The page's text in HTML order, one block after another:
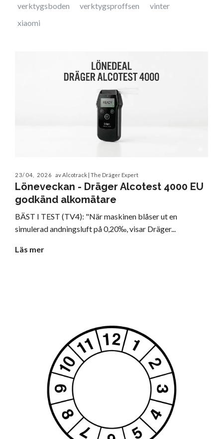
verktygsboden
verktygsproffsen
vinter
xiaomi
23/04, 2026 av Alcotrack | The Dräger Expert
Löneveckan - Dräger Alcotest 4000 EU
godkänd alkomätare
BÄST I TEST (TV4): "När maskinen blåser ut en
simulerad andningsluft på 0,20‰, visar Dräger...
Läs mer